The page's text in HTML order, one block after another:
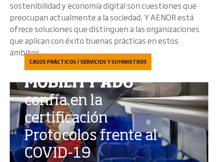
sostenibilidad y economía digital son cuestiones que
preocupan actualmente a la sociedad. Y AENOR está
ofrece soluciones que distinguen a las organizaciones
que aplican con éxito buenas prácticas en estos
ámbitos.
CASOS PRÁCTICOS / SERVICIOS Y SUMINISTROS
MOBILITY ADO
confía en la
certificación
Protocolos frente al
COVID-19